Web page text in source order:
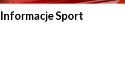
Informacje Sport